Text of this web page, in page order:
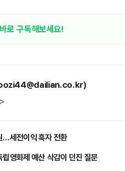
로 구독해보세요!
세전이익 흑자 전환
영화제 예산 삭감이 던진 질문